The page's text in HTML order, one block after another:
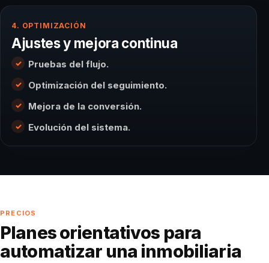
4. OPTIMIZACIÓN
Ajustes y mejora continua
Pruebas del flujo.
Optimización del seguimiento.
Mejora de la conversión.
Evolución del sistema.
PRECIOS
Planes orientativos para
automatizar una inmobiliaria